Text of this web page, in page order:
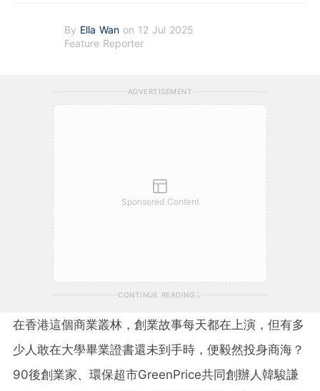
By Ella Wan on 12 Jul 2025
Feature Reporter
ADVERTISEMENT
Sponsored Content
CONTINUE READING
在香港這個商業叢林，創業故事每天都在上演，但有多
少人敢在大學畢業證書還未到手時，便毅然投身商海？
90後創業家、環保超市GreenPrice共同創辦人韓駿謙